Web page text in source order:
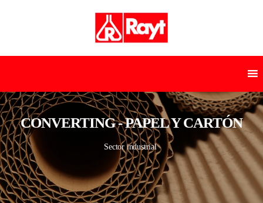
CONVERTING - PAPEL Y CARTÓN
Sector industrial